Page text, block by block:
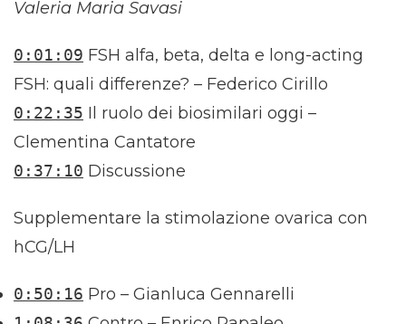
Valeria Maria Savasi
0:01:09 FSH alfa, beta, delta e long-acting
FSH: quali differenze? – Federico Cirillo
0:22:35 Il ruolo dei biosimilari oggi –
Clementina Cantatore
0:37:10 Discussione
Supplementare la stimolazione ovarica con
hCG/LH
0:50:16 Pro – Gianluca Gennarelli